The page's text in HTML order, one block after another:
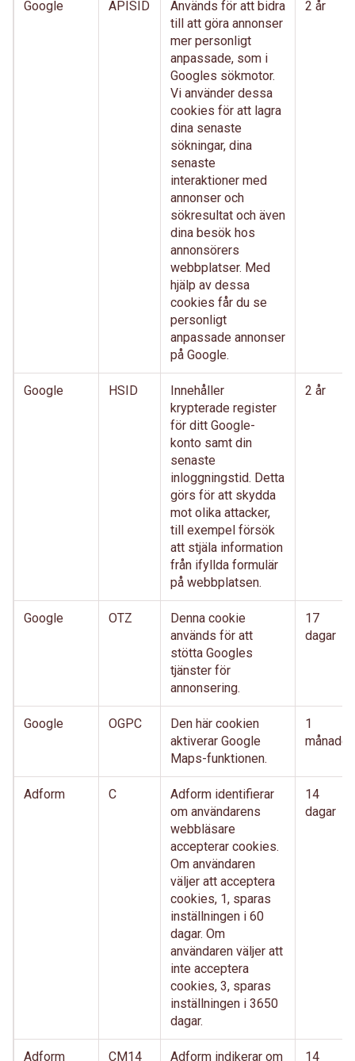
Google APISID
Används för att bidra
till att göra annonser
mer personligt
anpassade, som i
Googles sökmotor.
Vi använder dessa
cookies för att lagra
dina senaste
sökningar, dina
senaste
interaktioner med
annonser och
sökresultat och även
dina besök hos
annonsörers
webbplatser. Med
hjälp av dessa
cookies får du se
personligt
anpassade annonser
på Google.
2 år
Google HSID
Innehåller
krypterade register
för ditt Google-
konto samt din
senaste
inloggningstid. Detta
görs för att skydda
mot olika attacker,
till exempel försök
att stjäla information
från ifyllda formulär
på webbplatsen.
2 år
Google OTZ
Denna cookie
används för att
stötta Googles
tjänster för
annonsering.
17
dagar
Google OGPC
Den här cookien
aktiverar Google
Maps-funktionen.
1
månader
Adform C
Adform identifierar
om användarens
webbläsare
accepterar cookies.
Om användaren
väljer att acceptera
cookies, 1, sparas
inställningen i 60
dagar. Om
användaren väljer att
inte acceptera
cookies, 3, sparas
inställningen i 3650
dagar.
14
dagar
Adform CM14 Adform indikerar om 14